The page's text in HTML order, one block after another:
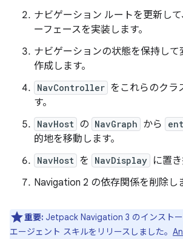
ナビゲーション ルートを更新して
ーフェースを実装します。
ナビゲーションの状態を保持して
作成します。
NavController をこれらのクラ
す。
NavHost の NavGraph から
的地を移動します。
NavHost を NavDisplay に置き
Navigation 2 の依存関係を削除し
重要: Jetpack Navigation 3 のインスト
エージェント スキルをリリースしました。